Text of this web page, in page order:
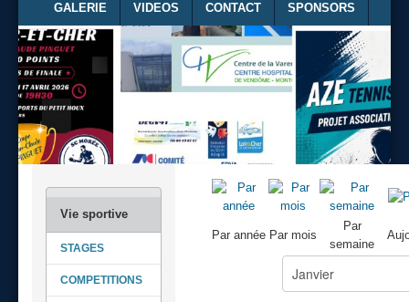
GALERIE VIDEOS CONTACT SPONSORS
STAGES
COMPETITIONS
Par année Par mois
Par
semaine